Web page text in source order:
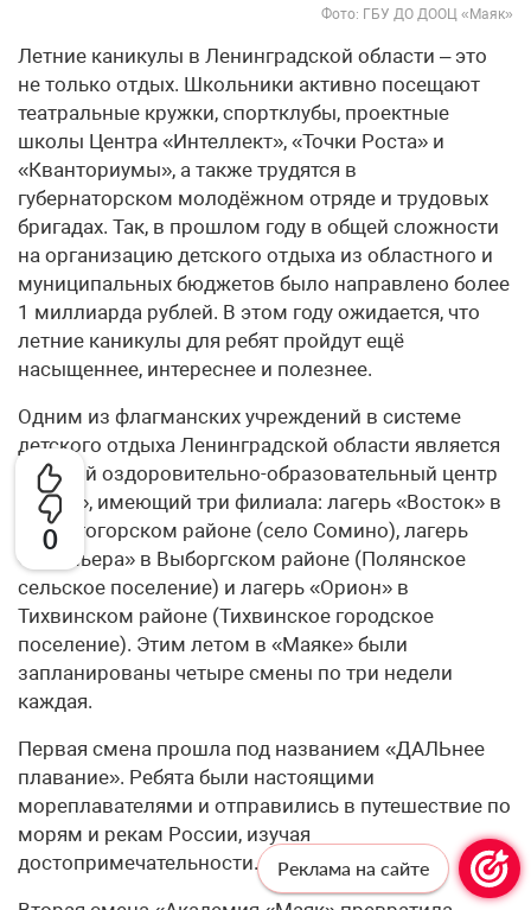
0
Фото: ГБУ ДО ДООЦ «Маяк»
Летние каникулы в Ленинградской области – это
не только отдых. Школьники активно посещают
театральные кружки, спортклубы, проектные
школы Центра «Интеллект», «Точки Роста» и
«Кванториумы», а также трудятся в
губернаторском молодёжном отряде и трудовых
бригадах. Так, в прошлом году в общей сложности
на организацию детского отдыха из областного и
муниципальных бюджетов было направлено более
1 миллиарда рублей. В этом году ожидается, что
летние каникулы для ребят пройдут ещё
насыщеннее, интереснее и полезнее.
Одним из флагманских учреждений в системе
детского отдыха Ленинградской области является
Детский оздоровительно-образовательный центр
«Маяк», имеющий три филиала: лагерь «Восток» в
Бокситогорском районе (село Сомино), лагерь
«Премьера» в Выборгском районе (Полянское
сельское поселение) и лагерь «Орион» в
Тихвинском районе (Тихвинское городское
поселение). Этим летом в «Маяке» были
запланированы четыре смены по три недели
каждая.
Первая смена прошла под названием «ДАЛЬнее
плавание». Ребята были настоящими
мореплавателями и отправились в путешествие по
морям и рекам России, изучая
достопримечательности.
Реклама на сайте